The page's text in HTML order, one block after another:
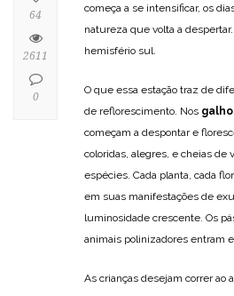
começa a se intensificar, os
natureza que volta a
hemisfério sul.
O que essa estação traz de
de reflorescimento. Nos
começam a despontar e
coloridas, alegres, e cheias de
espécies. Cada planta, cada
em suas manifestações de
luminosidade crescente. Os
animais polinizadores entram
As crianças desejam correr ao
64
2611
0